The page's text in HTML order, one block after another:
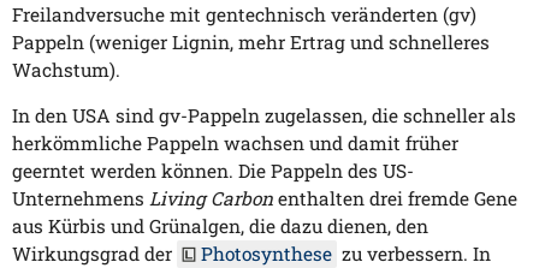
Freilandversuche mit gentechnisch veränderten (gv)
Pappeln (weniger Lignin, mehr Ertrag und schnelleres
Wachstum).
In den USA sind gv-Pappeln zugelassen, die schneller als
herkömmliche Pappeln wachsen und damit früher
geerntet werden können. Die Pappeln des US-
Unternehmens Living Carbon enthalten drei fremde Gene
aus Kürbis und Grünalgen, die dazu dienen, den
Wirkungsgrad der
Photosynthese zu verbessern. In